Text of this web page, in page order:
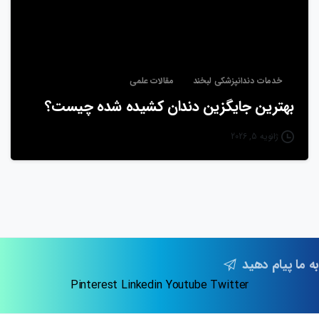
خدمات دندانپزشکی لبخند مقالات علمی
بهترین جایگزین دندان کشیده شده چیست؟
ژانویه 5, 2026
به ما پیام دهید
Twitter
Youtube
Linkedin
Pinterest